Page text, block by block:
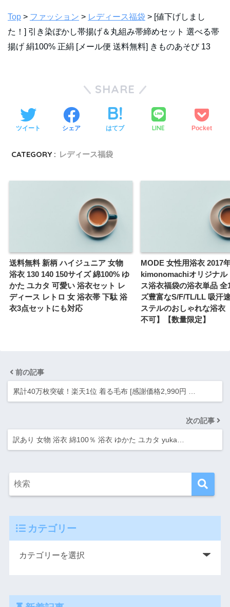
Top > ファッション > レディース福袋 > [値下げしまし
た！] 引き染ぼかし帯揚げ＆丸組み帯締めセット 選べる帯
揚げ 絹100% 正絹 [メール便 送料無料] きものあそび 13
SHARE
ツイート シェア はてブ LINE Pocket
CATEGORY : レディース福袋
送料無料 新柄 ハイジュニア 女物
浴衣 130 140 150サイズ 綿100% ゆ
かた ユカタ 可愛い 浴衣セット レ
ディース レトロ 女 浴衣帯 下駄 浴
衣3点セットにも対応
MODE 女性用浴衣 2017
kimonomachiオリジナル
ス浴衣福袋の浴衣単品 全
ズ豊富なS/F/TL/LL 吸汗
ステルのおしゃれな浴衣
不可】【数量限定】
前の記事
累計40万枚突破！楽天1位 着る毛布 [感謝価格2,990円 …
次の記事
訳あり 女物 浴衣 綿100％ 浴衣 ゆかた ユカタ yuka…
カテゴリー